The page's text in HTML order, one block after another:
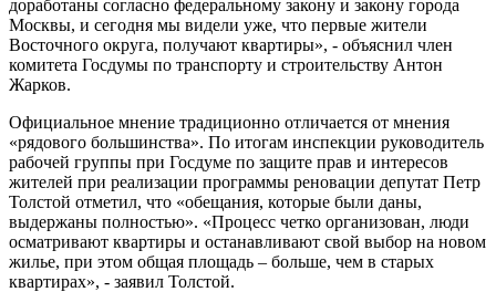
доработаны согласно федеральному закону и закону города
Москвы, и сегодня мы видели уже, что первые жители
Восточного округа, получают квартиры», - объяснил член
комитета Госдумы по транспорту и строительству Антон
Жарков.
Официальное мнение традиционно отличается от мнения
«рядового большинства». По итогам инспекции руководитель
рабочей группы при Госдуме по защите прав и интересов
жителей при реализации программы реновации депутат Петр
Толстой отметил, что «обещания, которые были даны,
выдержаны полностью». «Процесс четко организован, люди
осматривают квартиры и останавливают свой выбор на новом
жилье, при этом общая площадь – больше, чем в старых
квартирах», - заявил Толстой.